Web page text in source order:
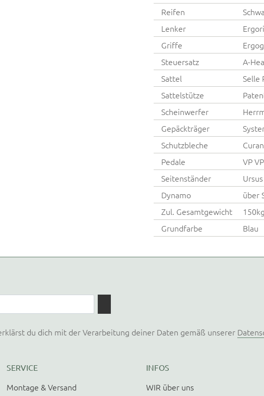
Reifen
Lenker
Griffe
Steuersatz
A-
Sattel
Selle
Sattelstütze
Scheinwerfer
Gepäckträger
Schutzbleche
Pedale
VP
Seitenständer
Dynamo
über
Zul. Gesamtgewicht
150kg
Grundfarbe
Blau
du dich mit der Verarbeitung deiner Daten gemäß unserer
SERVICE
Montage & Versand
INFOS
WIR über uns